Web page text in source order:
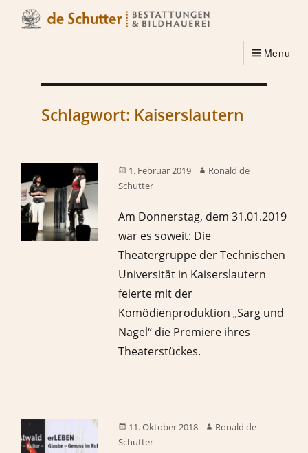
Menu
Schlagwort: Kaiserslautern
1. Februar 2019
Ronald de
Schutter
Am Donnerstag, dem 31.01.2019
war es soweit: Die
Theatergruppe der Technischen
Universität in Kaiserslautern
feierte mit der
Komödienproduktion „Sarg und
Nagel“ die Premiere ihres
Theaterstückes.
11. Oktober 2018
Ronald de
Schutter